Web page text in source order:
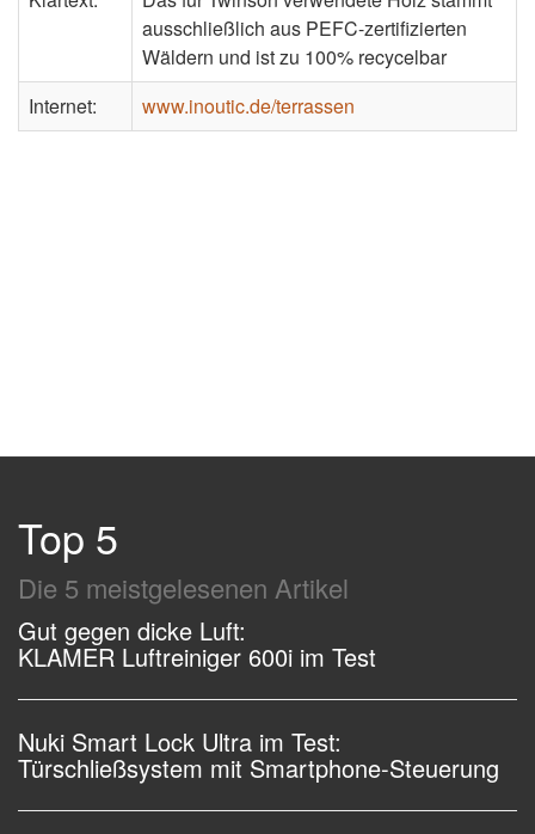
ausschließlich aus PEFC-zertifizierten
Wäldern und ist zu 100% recycelbar
Internet:
www.inoutic.de/terrassen
Top 5
Die 5 meistgelesenen Artikel
Gut gegen dicke Luft:
KLAMER Luftreiniger 600i im Test
Nuki Smart Lock Ultra im Test:
Türschließsystem mit Smartphone-Steuerung